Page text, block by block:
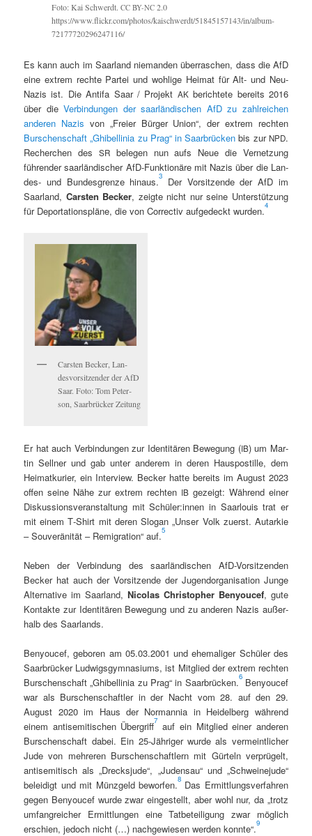
Foto: Kai Schw­erdt.CC BY-NC 2.0
https://www.flickr.com/photos/kaischwerdt/51845157143/in/album-
72177720296247116/
Es kann auch im Saar­land nie­man­den über­raschen, dass die AfD
eine extrem rechte Partei und wohlige Heimat für Alt- und Neu-
Nazis ist. Die Antifa Saar / Pro­jekt AKberichtete bere­its 2016
über dieVerbindun­gen der saar­ländis­chen AfD zu zahlre­ichen
anderen Nazis von „Freier Bürg­er Union“, der extrem recht­en
Burschen­schaft „Ghi­bellinia zu Prag“ in Saar­brück­en bis zurNPD.
Recherchen des
SRbele­gen nun aufs Neue die Ver­net­zung
führen­der saar­ländis­ch­er AfD-Funk­tionäre mit Nazis über die Lan­
des- und Bun­des­gren­ze hin­aus.3
Der Vor­sitzende der AfD im
Saar­land, Carsten Beck­er, zeigte nicht nur seine Unter­stützung
für Depor­ta­tion­spläne, die von Cor­rec­tiv aufgedeckt wur­den.4
Carsten Beck­er, Lan­
desvor­sitzen­der der AfD
Saar. Foto: Tom Peter­
son, Saar­brück­er Zeitung
Er hat auch Verbindun­gen zur Iden­titären Bewe­gung (IB) um Mar­
tin Sell­ner und gab unter anderem in deren Haus­pos­tille, dem
Heimatkuri­er, ein Inter­view. Beck­er hat­te bere­its im August 2023
offen seine Nähe zur extrem recht­en IBgezeigt: Während ein­er
Diskus­sionsver­anstal­tung mit Schüler:innen in Saar­louis trat er
mit einem T‑Shirt mit deren Slo­gan „Unser Volk zuerst. Autarkie
– Sou­veränität – Rem­i­gra­tion“ auf.5
Neben der Verbindung des saar­ländis­chen AfD-Vor­sitzen­den
Beck­er hat auch der Vor­sitzende der Jugen­dor­gan­i­sa­tion Junge
Alter­na­tive im Saar­land, Nico­las Christo­pher Beny­oucef, gute
Kon­tak­te zur Iden­titären Bewe­gung und zu anderen Nazis außer­
halb des Saarlands.
Beny­oucef, geboren am 05.03.2001 und ehe­ma­liger Schüler des
Saar­brück­er Lud­wigs­gym­na­si­ums, ist Mit­glied der extrem recht­en
Burschen­schaft „Ghi­bellinia zu Prag“ in Saar­brück­en.6Beny­oucef
war als Burschen­schaftler in der Nacht vom 28. auf den 29.
August 2020 im Haus der Nor­man­nia in Hei­del­berg während
einem anti­semi­tis­chen Über­griff7 auf ein Mit­glied ein­er anderen
Burschen­schaft dabei. Ein 25-Jähriger wurde als ver­meintlich­er
Jude von mehreren Burschen­schaftlern mit Gürteln ver­prügelt,
anti­semi­tisch als „Dreck­sjude“, „Juden­sau“ und „Schweinejude“
belei­digt und mit Münzgeld bewor­fen.8Das Ermit­tlungsver­fahren
gegen Beny­oucef wurde zwar eingestellt, aber wohl nur, da „trotz
umfan­gre­ich­er Ermit­tlun­gen eine Tat­beteili­gung zwar möglich
erschien, jedoch nicht (…) nachgewiesen wer­den kon­nte“.9